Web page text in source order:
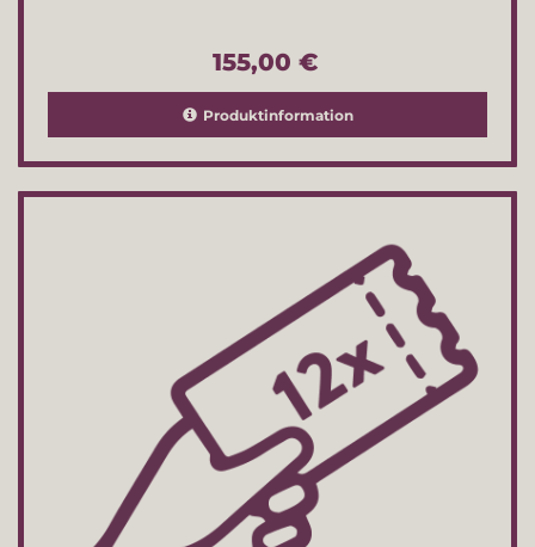
155,00 €
Produktinformation